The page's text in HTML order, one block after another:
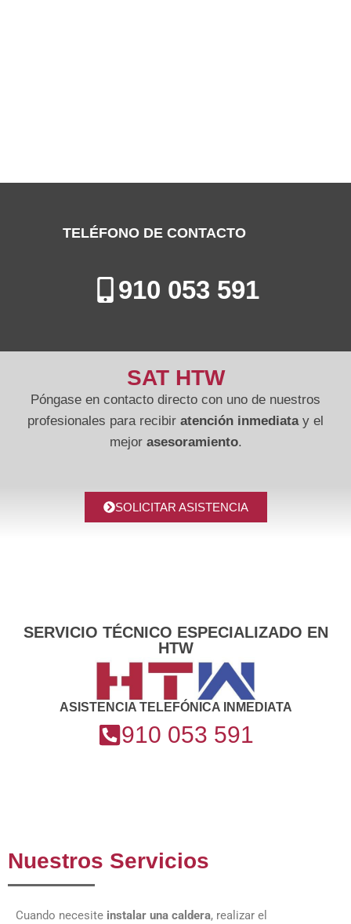
TELÉFONO DE CONTACTO
910 053 591
SAT HTW
Póngase en contacto directo con uno de nuestros
profesionales para recibir atención inmediatay el
mejor asesoramiento.
SOLICITAR ASISTENCIA
SERVICIO TÉCNICO ESPECIALIZADO EN
HTW
ASISTENCIA TELEFÓNICA INMEDIATA
910 053 591
Nuestros Servicios
Cuando necesite instalar una caldera, realizar el